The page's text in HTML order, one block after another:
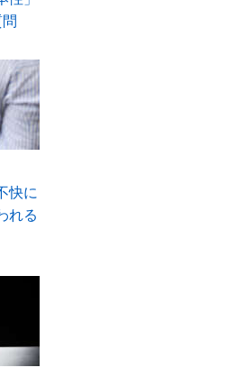
快に
れる